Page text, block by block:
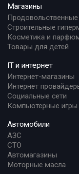
Магазины
Строительные
Косметика и
Товары для детей
IT и интернет
Интернет-магазины
Интернет
Социальные сети
Компьютерные игры
Автомобили
АЗС
СТО
Автомагазины
Моторные масла